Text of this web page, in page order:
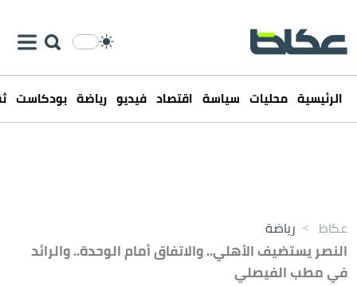
الرئيسية محليات سياسة اقتصاد فيديو رياضة بودكاست
عكاظ > رياضة
النصر يستضيف الأهلي.. والاتفاق أمام الوحدة.. والرائد
في مطب الفيصلي